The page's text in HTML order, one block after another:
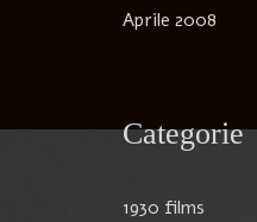
Aprile 2008
Categorie
1930 films